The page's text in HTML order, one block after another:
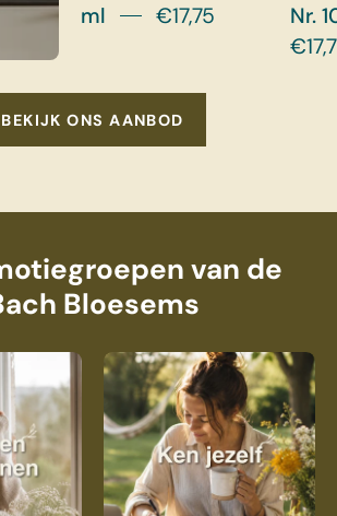
ml
€17,75
Nr.
BEKIJK ONS AANBOD
van de
Bloesems